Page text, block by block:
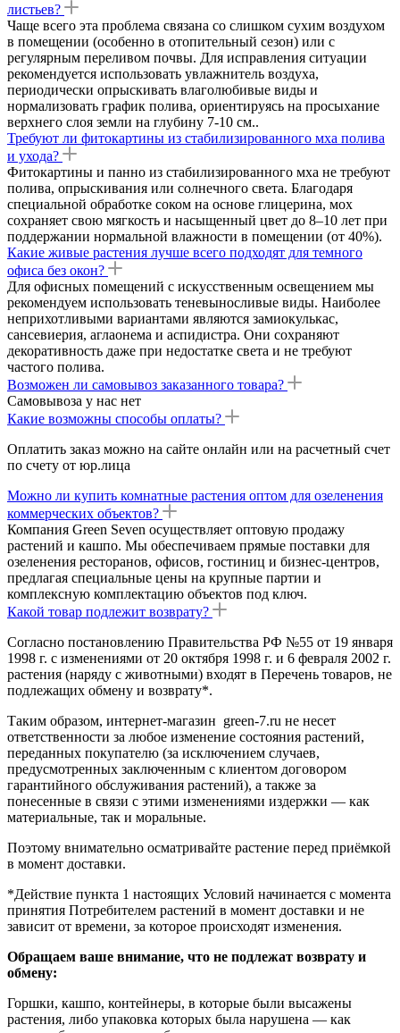
листьев?
Чаще всего эта проблема связана со слишком сухим воздухом
в помещении (особенно в отопительный сезон) или с
регулярным переливом почвы. Для исправления ситуации
рекомендуется использовать увлажнитель воздуха,
периодически опрыскивать влаголюбивые виды и
нормализовать график полива, ориентируясь на просыхание
верхнего слоя земли на глубину 7-10 см..
Требуют ли фитокартины из стабилизированного мха полива
и ухода?
Фитокартины и панно из стабилизированного мха не требуют
полива, опрыскивания или солнечного света. Благодаря
специальной обработке соком на основе глицерина, мох
сохраняет свою мягкость и насыщенный цвет до 8–10 лет при
поддержании нормальной влажности в помещении (от 40%).
Какие живые растения лучше всего подходят для темного
офиса без окон?
Для офисных помещений с искусственным освещением мы
рекомендуем использовать теневыносливые виды. Наиболее
неприхотливыми вариантами являются замиокулькас,
сансевиерия, аглаонема и аспидистра. Они сохраняют
декоративность даже при недостатке света и не требуют
частого полива.
Возможен ли самовывоз заказанного товара?
Самовывоза у нас нет
Какие возможны способы оплаты?
Оплатить заказ можно на сайте онлайн или на расчетный счет
по счету от юр.лица
Можно ли купить комнатные растения оптом для озеленения
коммерческих объектов?
Компания Green Seven осуществляет оптовую продажу
растений и кашпо. Мы обеспечиваем прямые поставки для
озеленения ресторанов, офисов, гостиниц и бизнес-центров,
предлагая специальные цены на крупные партии и
комплексную комплектацию объектов под ключ.
Какой товар подлежит возврату?
Согласно постановлению Правительства РФ №55 от 19 января
1998 г. с изменениями от 20 октября 1998 г. и 6 февраля 2002 г.
растения (наряду с животными) входят в Перечень товаров, не
подлежащих обмену и возврату*.
Таким образом, интернет-магазин green-7.ru не несет
ответственности за любое изменение состояния растений,
переданных покупателю (за исключением случаев,
предусмотренных заключенным с клиентом договором
гарантийного обслуживания растений), а также за
понесенные в связи с этими изменениями издержки — как
материальные, так и моральные.
Поэтому внимательно осматривайте растение перед приёмкой
в момент доставки.
*Действие пункта 1 настоящих Условий начинается с момента
принятия Потребителем растений в момент доставки и не
зависит от времени, за которое происходят изменения.
Обращаем ваше внимание, что не подлежат возврату и
обмену:
Горшки, кашпо, контейнеры, в которые были высажены
растения, либо упаковка которых была нарушена — как